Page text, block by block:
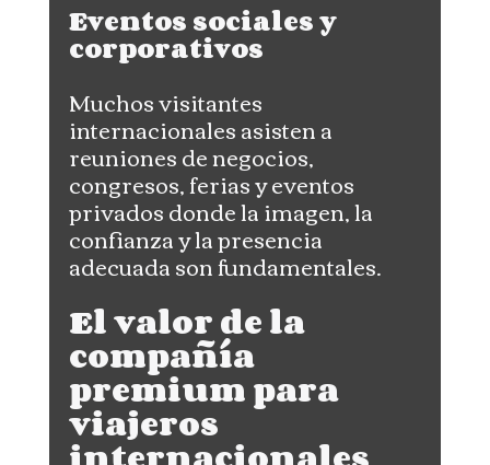
Eventos sociales y
corporativos
Muchos visitantes
internacionales asisten a
reuniones de negocios,
congresos, ferias y eventos
privados donde la imagen, la
confianza y la presencia
adecuada son fundamentales.
El valor de la
compañía
premium para
viajeros